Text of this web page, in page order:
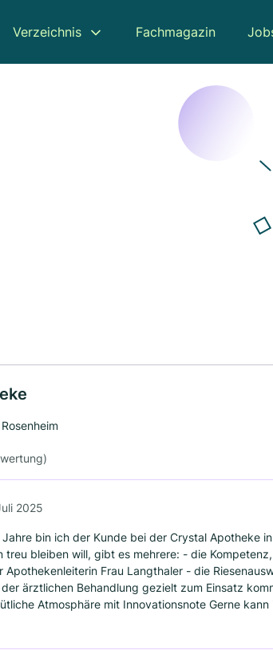
Verzeichnis Fachmagazin
2025
bin ich der Kunde bei der Crystal Apotheke
treu bleiben will, gibt es mehrere: - die
Apothekenleiterin Frau Langthaler - die
ärztlichen Behandlung gezielt zum Einsatz
Atmosphäre mit Innovationsnote Gerne